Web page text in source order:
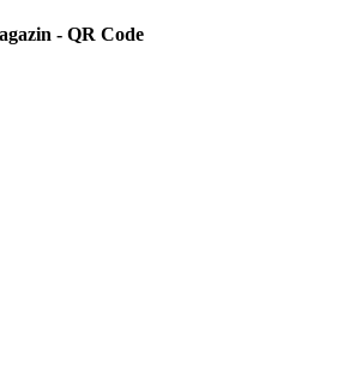
- QR Code